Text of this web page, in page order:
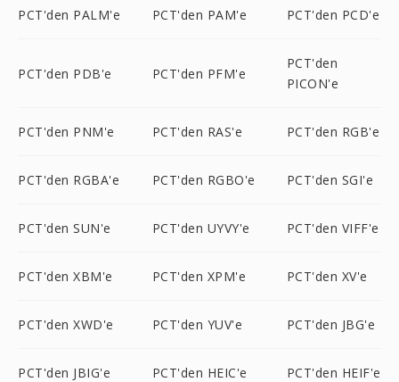
PCT'den PALM'e PCT'den PAM'e PCT'den PCD'e
PCT'den PDB'e PCT'den PFM'e
PCT'den
PICON'e
PCT'den PNM'e PCT'den RAS'e PCT'den RGB'e
PCT'den RGBA'e PCT'den RGBO'e PCT'den SGI'e
PCT'den SUN'e PCT'den UYVY'e PCT'den VIFF'e
PCT'den XBM'e PCT'den XPM'e PCT'den XV'e
PCT'den XWD'e PCT'den YUV'e PCT'den JBG'e
PCT'den JBIG'e PCT'den HEIC'e PCT'den HEIF'e